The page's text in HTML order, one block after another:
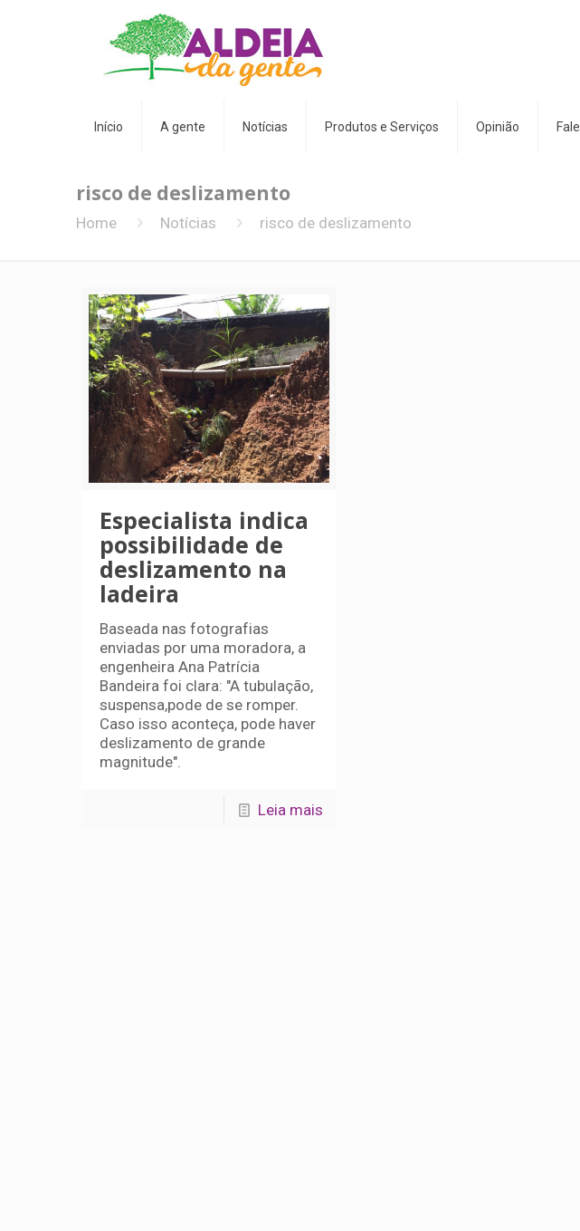
Início A gente Notícias Produtos e Serviços Opinião
risco de deslizamento
Home Notícias risco de deslizamento
Especialista indica
possibilidade de
deslizamento na
ladeira
Baseada nas fotografias
enviadas por uma moradora, a
engenheira Ana Patrícia
Bandeira foi clara: "A tubulação,
suspensa,pode de se romper.
Caso isso aconteça, pode haver
deslizamento de grande
magnitude".
Leia mais